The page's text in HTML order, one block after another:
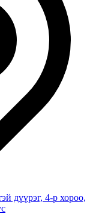
дүүрэг, 4-р хороо,